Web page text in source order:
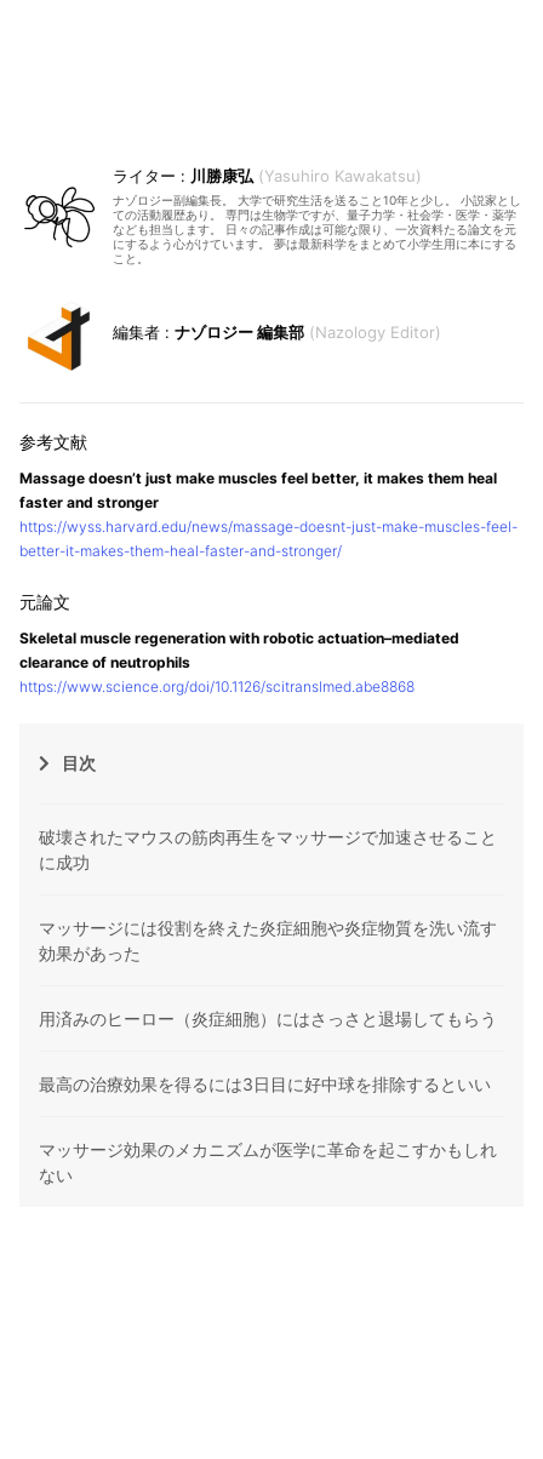
川勝康弘 Yasuhiro Kawakatsu
ナゾロジー副編集長。 大学で研究生活を送ること10年と少し。 小説家とし
ての活動履歴あり。 専門は生物学ですが、量子力学・社会学・医学・薬学
なども担当します。 日々の記事作成は可能な限り、一次資料たる論文を元
にするよう心がけています。 夢は最新科学をまとめて小学生用に本にする
こと。
ナゾロジー 編集部 Nazology Editor
Massage doesn’t just make muscles feel better, it makes them heal
faster and stronger
https://wyss.harvard.edu/news/massage-doesnt-just-make-muscles-feel-
better-it-makes-them-heal-faster-and-stronger/
Skeletal muscle regeneration with robotic actuation–mediated
clearance of neutrophils
https://www.science.org/doi/10.1126/scitranslmed.abe8868
目次
破壊されたマウスの筋肉再生をマッサージで加速させること
に成功
マッサージには役割を終えた炎症細胞や炎症物質を洗い流す
効果があった
用済みのヒーロー（炎症細胞）にはさっさと退場してもらう
最高の治療効果を得るには3日目に好中球を排除するといい
マッサージ効果のメカニズムが医学に革命を起こすかもしれ
ない